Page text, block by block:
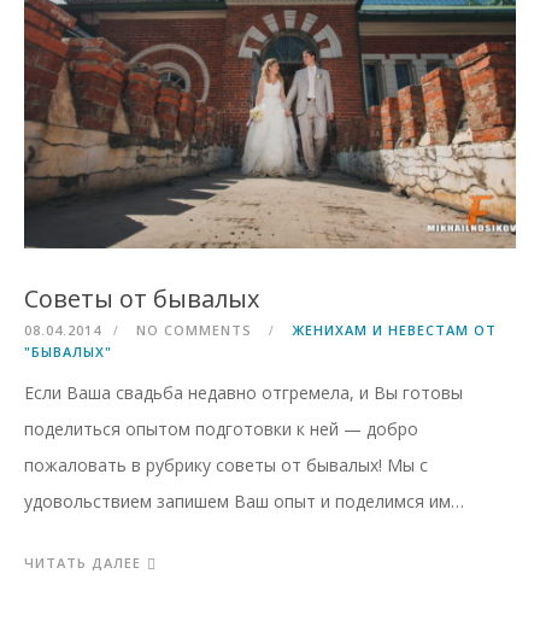
Советы от бывалых
08.04.2014 NO COMMENTS
ЖЕНИХАМ И НЕВЕСТАМ ОТ
"БЫВАЛЫХ"
Если Ваша свадьба недавно отгремела, и Вы готовы
поделиться опытом подготовки к ней — добро
пожаловать в рубрику советы от бывалых! Мы с
удовольствием запишем Ваш опыт и поделимся им…
ЧИТАТЬ ДАЛЕЕ